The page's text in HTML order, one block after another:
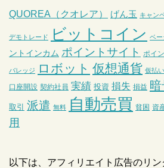
QUOREA（クオレア） げん玉 キャン
デモトレード ビットコイン ベー
ントインカム ポイントサイト ポイ
バレッジ ロボット 仮想通貨 仮払い
口座開設 契約社員 実績 投資 損失 損益
取引 派遣 無料 自動売買 貧困 資
用
以下は、アフィリエイト広告のリン